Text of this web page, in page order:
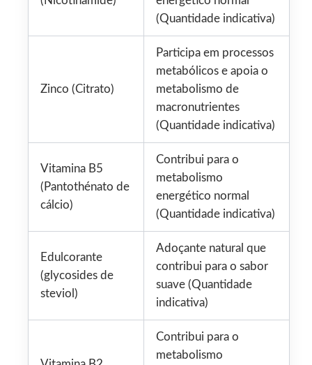
(Quantidade indicativa)
Zinco (Citrato)
Participa em processos
metabólicos e apoia o
metabolismo de
macronutrientes
(Quantidade indicativa)
Vitamina B5
(Pantothénato de
cálcio)
Contribui para o
metabolismo
energético normal
(Quantidade indicativa)
Edulcorante
(glycosides de
steviol)
Adoçante natural que
contribui para o sabor
suave (Quantidade
indicativa)
Contribui para o
metabolismo